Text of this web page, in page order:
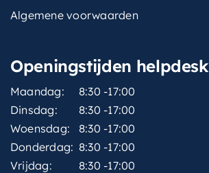
Algemene voorwaarden
Openingstijden helpdesk
Maandag:
8:30 -17:00
Dinsdag:
8:30 -17:00
Woensdag:
8:30 -17:00
Donderdag: 8:30 -17:00
Vrijdag:
8:30 -17:00